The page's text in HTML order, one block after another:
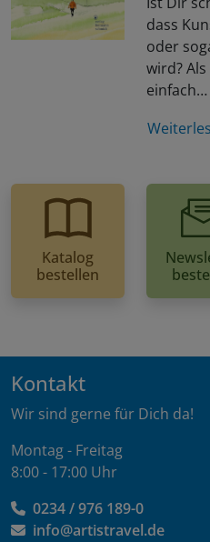
dass
oder
wird?
einfach…
Katalog
bestellen
Kontakt
Wir sind gerne für Dich da!
Montag - Freitag
8:00 - 17:00 Uhr
0234 / 976 189-0
info@artistravel.de